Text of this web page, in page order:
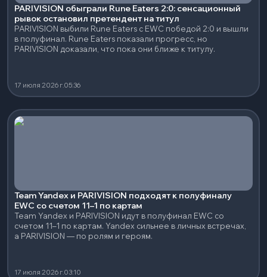
PARIVISION обыграли Rune Eaters 2:0: сенсационный
рывок остановил претендент на титул
PARIVISION выбили Rune Eaters с EWC победой 2:0 и вышли
в полуфинал. Rune Eaters показали прогресс, но
PARIVISION доказали, что пока они ближе к титулу.
17 июля 2026 г.05:36
Team Yandex и PARIVISION подходят к полуфиналу
EWC со счетом 11–1 по картам
Team Yandex и PARIVISION идут в полуфинал EWC со
счетом 11–1 по картам. Yandex сильнее в личных встречах,
а PARIVISION — по ролям и героям.
17 июля 2026 г.03:10